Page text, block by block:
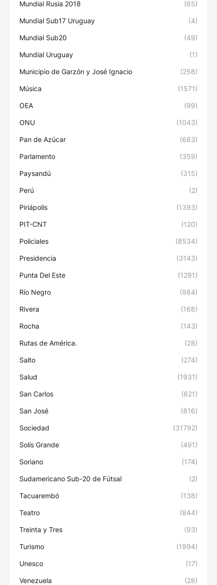
Mundial Rusia 2018 (65)
Mundial Sub17 Uruguay (4)
Mundial Sub20 (49)
Mundial Uruguay (1)
Municipio de Garzón y José Ignacio (258)
Música (1571)
OEA (99)
ONU (1043)
Pan de Azúcar (683)
Parlamento (359)
Paysandú (315)
Perú (2)
Piriápolis (1393)
PIT-CNT (120)
Policiales (8534)
Presidencia (3143)
Punta Del Este (1291)
Río Negro (984)
Rivera (168)
Rocha (143)
Rutas de América. (28)
Salto (274)
Salud (1931)
San Carlos (821)
San José (816)
Sociedad (31792)
Solís Grande (491)
Soriano (174)
Sudamericano Sub-20 de Fútsal (2)
Tacuarembó (138)
Teatro (844)
Treinta y Tres (93)
Turismo (1994)
Unesco (17)
Venezuela (28)